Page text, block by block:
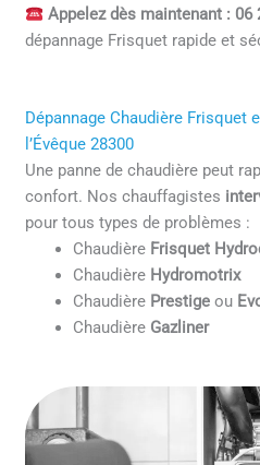
Appelez dès maintenant : 06
dépannage Frisquet rapide et
Dépannage Chaudière Frisquet
l’Évêque 28300
Une panne de chaudière peut
confort. Nos chauffagistes
pour tous types de problèmes :
Chaudière Frisquet
Chaudière Hydromotrix
Chaudière Prestige ou
Chaudière Gazliner